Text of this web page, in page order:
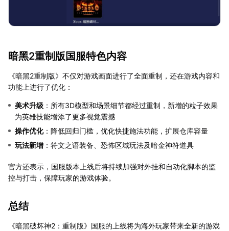
暗黑2重制版国服特色内容
《暗黑2重制版》不仅对游戏画面进行了全面重制，还在游戏内容和
功能上进行了优化：
美术升级 ：所有3D模型和场景细节都经过重制，新增的粒子效果
为英雄技能增添了更多视觉震撼
操作优化：降低回归门槛，优化快捷施法功能，扩展仓库容量
玩法新增 ：符文之语装备、恐怖区域玩法及暗金神符道具
官方还表示，国服版本上线后将持续加强对外挂和自动化脚本的监
控与打击，保障玩家的游戏体验。
总结
《暗黑破坏神2：重制版》国服的上线将为海外玩家带来全新的游戏